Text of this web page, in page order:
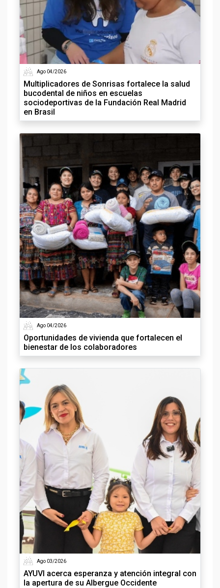
Ago 04/2026
Multiplicadores de Sonrisas fortalece la salud
bucodental de niños en escuelas
sociodeportivas de la Fundación Real Madrid
en Brasil
Ago 04/2026
Oportunidades de vivienda que fortalecen el
bienestar de los colaboradores
Ago 03/2026
AYUVI acerca esperanza y atención integral con
la apertura de su Albergue Occidente